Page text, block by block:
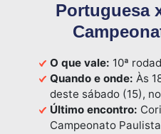
Portuguesa
O que vale: 10ª
Quando e onde: Às
deste sábado (15),
Último encontro:
Campeonato